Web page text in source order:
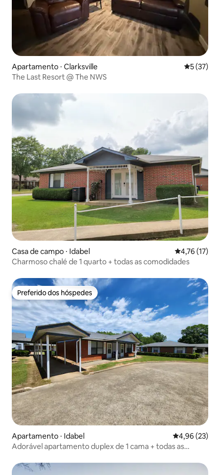
Apartamento ⋅ Clarksville 5 de uma
5 (37)
The Last Resort @ The NWS
Casa de campo ⋅ Idabel 4,76 de uma
4,76 (17)
Charmoso chalé de 1 quarto + todas as comodidades
Preferido dos hóspedes
Preferido dos hóspedes
Apartamento ⋅ Idabel 4,96 de uma
4,96 (23)
Adorável apartamento duplex de 1 cama + todas as